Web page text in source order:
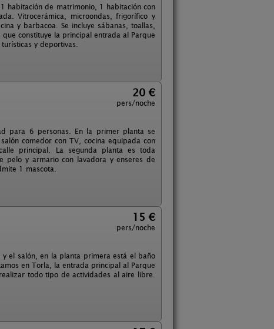
habitación de matrimonio, 1 habitación con
Vitrocerámica, microondas, frigorífico y
y barbacoa. Se incluye sábanas, toallas,
constituye la principal entrada al Parque
y deportivas.
20 €
pers/noche
para 6 personas. En la primer planta se
comedor con TV, cocina equipada con
principal. La segunda planta es toda
pelo y armario con lavadora y enseres de
1 mascota.
15 €
pers/noche
el salón, en la planta primera está el baño
en Torla, la entrada principal al Parque
todo tipo de actividades al aire libre.